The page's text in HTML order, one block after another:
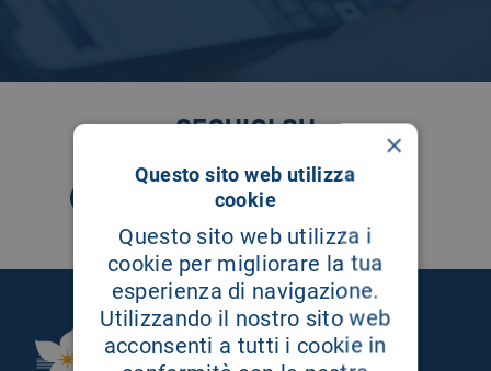
SEGUICI SU
Fondazione Istituto
×
Questo sito web utilizza
cookie
Questo sito web utilizza i
cookie per migliorare la tua
esperienza di navigazione.
Utilizzando il nostro sito web
acconsenti a tutti i cookie in